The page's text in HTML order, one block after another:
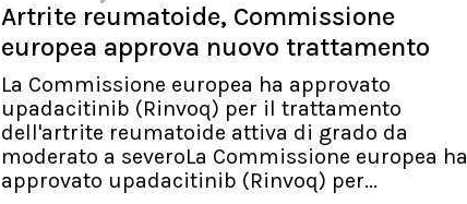
Artrite reumatoide, Commissione
europea approva nuovo trattamento
La Commissione europea ha approvato
upadacitinib (Rinvoq) per il trattamento
dell'artrite reumatoide attiva di grado da
moderato a severoLa Commissione europea ha
approvato upadacitinib (Rinvoq) per...